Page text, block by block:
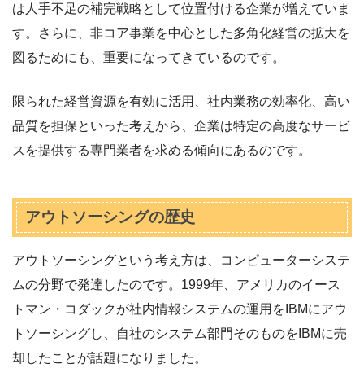
は人手不足の補完戦略として位置付ける企業が増えていま
す。さらに、非コア事業を中心とした多角化経営の拡大を
図るためにも、重要になってきているのです。
限られた経営資源を有効に活用、社内業務の効率化、高い
品質を担保といった考えから、企業は特定の高度なサービ
スを提供する専門業者を求める傾向にあるのです。
アウトソーシングの歴史
アウトソーシングという考え方は、コンピューターシステ
ムの分野で発達したのです。1999年、アメリカのイース
トマン・コダックが社内情報システムの運用をIBMにアウ
トソーシングし、自社のシステム部門そのものをIBMに売
却したことが話題になりました。